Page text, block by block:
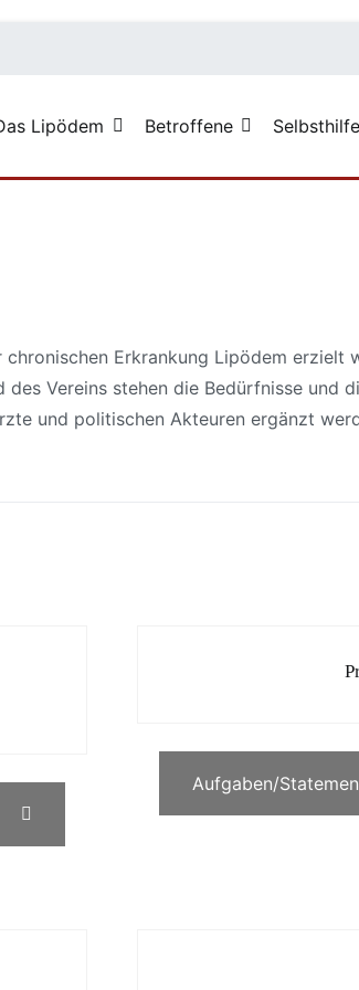
Lipödem Betroffene
Erkrankung Lipödem erzielt
Vereins stehen die Bedürfnisse und
und politischen Akteuren ergänzt
Aufgaben/